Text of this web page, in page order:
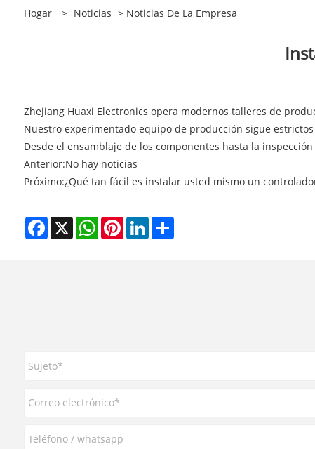
Hogar > Noticias > Noticias De La Empresa
Zhejiang Huaxi Electronics opera modernos talleres de
Nuestro experimentado equipo de producción sigue
Desde el ensamblaje de los componentes hasta la
Anterior:No hay noticias
Próximo:¿Qué tan fácil es instalar usted mismo un
Facebook
X WhatsAppPinterestLinkedInShare